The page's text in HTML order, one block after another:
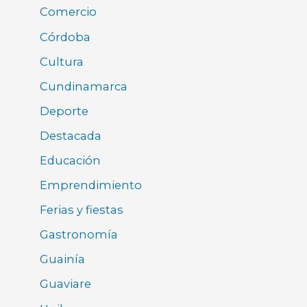
Comercio
Córdoba
Cultura
Cundinamarca
Deporte
Destacada
Educación
Emprendimiento
Ferias y fiestas
Gastronomía
Guainía
Guaviare